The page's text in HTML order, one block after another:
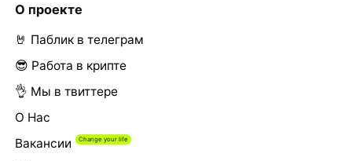
О проекте
🤘 Паблик в телеграм
😎 Работа в крипте
👌 Мы в твиттере
О Нас
Вакансии